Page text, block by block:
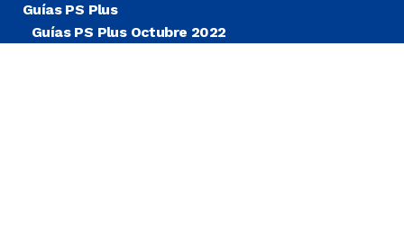
Guías PS Plus
Guías PS Plus Octubre 2022